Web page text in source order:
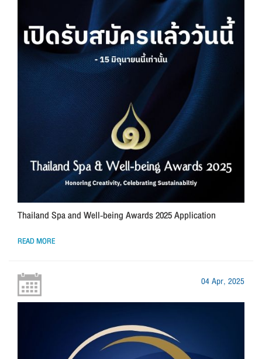
Thailand Spa and Well-being Awards 2025 Application
READ MORE
04 Apr, 2025